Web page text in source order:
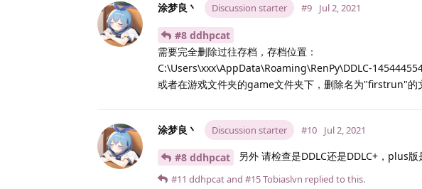
涂梦良丶 Discussion starter #9 Jul 2, 2021
#8 ddhpcat
需要完全删除过往存档，存档位置：
C:\Users\xxx\AppData\Roaming\RenPy\DDLC-
或者在游戏文件夹的game文件夹下，删除名为"firstrun"的
涂梦良丶 Discussion starter #10 Jul 2, 2021
#8 ddhpcat 另外 请检查是DDLC还是DDLC+，plus
#11 ddhpcatand #15Tobiaslvn replied to this.